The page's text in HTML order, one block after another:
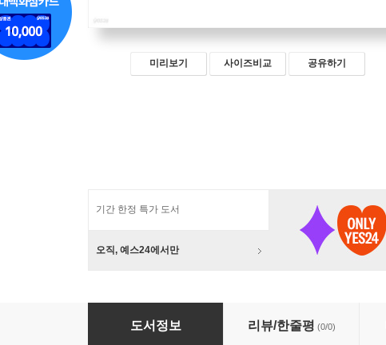
미리보기 사이즈비교 공유하기
기간 한정 특가 도서
오직, 예스24에서만
주민공감 미세먼지 관리
도서정보 리뷰/한줄평 (0/0)